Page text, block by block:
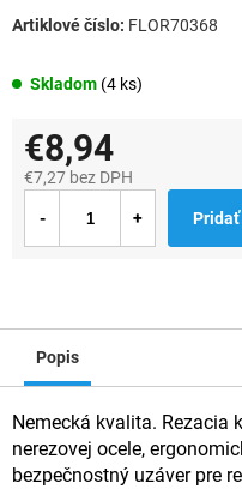
Skladom (4 ks)
FLOR70368
€8,94
€7,27 bez DPH
cena:
Pridať
Popis
Nemecká kvalita. Rezacia
nerezovej ocele,
bezpečnostný uzáver pre